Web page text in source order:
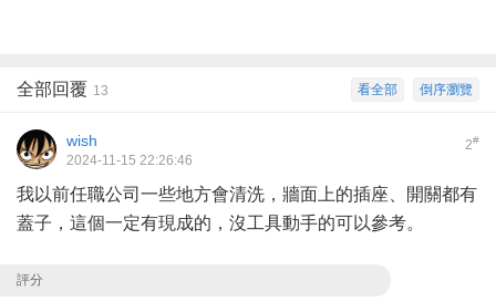
倒序瀏覽
看全部
全部回覆 13
2#
wish
2024-11-15 22:26:46
我以前任職公司一些地方會清洗，牆面上的插座、開關都有
蓋子，這個一定有現成的，沒工具動手的可以參考。
評分